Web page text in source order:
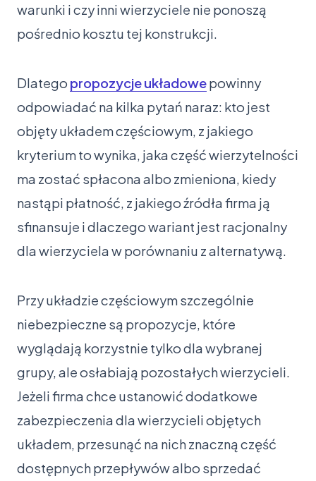
warunki i czy inni wierzyciele nie ponoszą
pośrednio kosztu tej konstrukcji.
Dlatego propozycje układowepowinny
odpowiadać na kilka pytań naraz: kto jest
objęty układem częściowym, z jakiego
kryterium to wynika, jaka część wierzytelności
ma zostać spłacona albo zmieniona, kiedy
nastąpi płatność, z jakiego źródła firma ją
sfinansuje i dlaczego wariant jest racjonalny
dla wierzyciela w porównaniu z alternatywą.
Przy układzie częściowym szczególnie
niebezpieczne są propozycje, które
wyglądają korzystnie tylko dla wybranej
grupy, ale osłabiają pozostałych wierzycieli.
Jeżeli firma chce ustanowić dodatkowe
zabezpieczenia dla wierzycieli objętych
układem, przesunąć na nich znaczną część
dostępnych przepływów albo sprzedać